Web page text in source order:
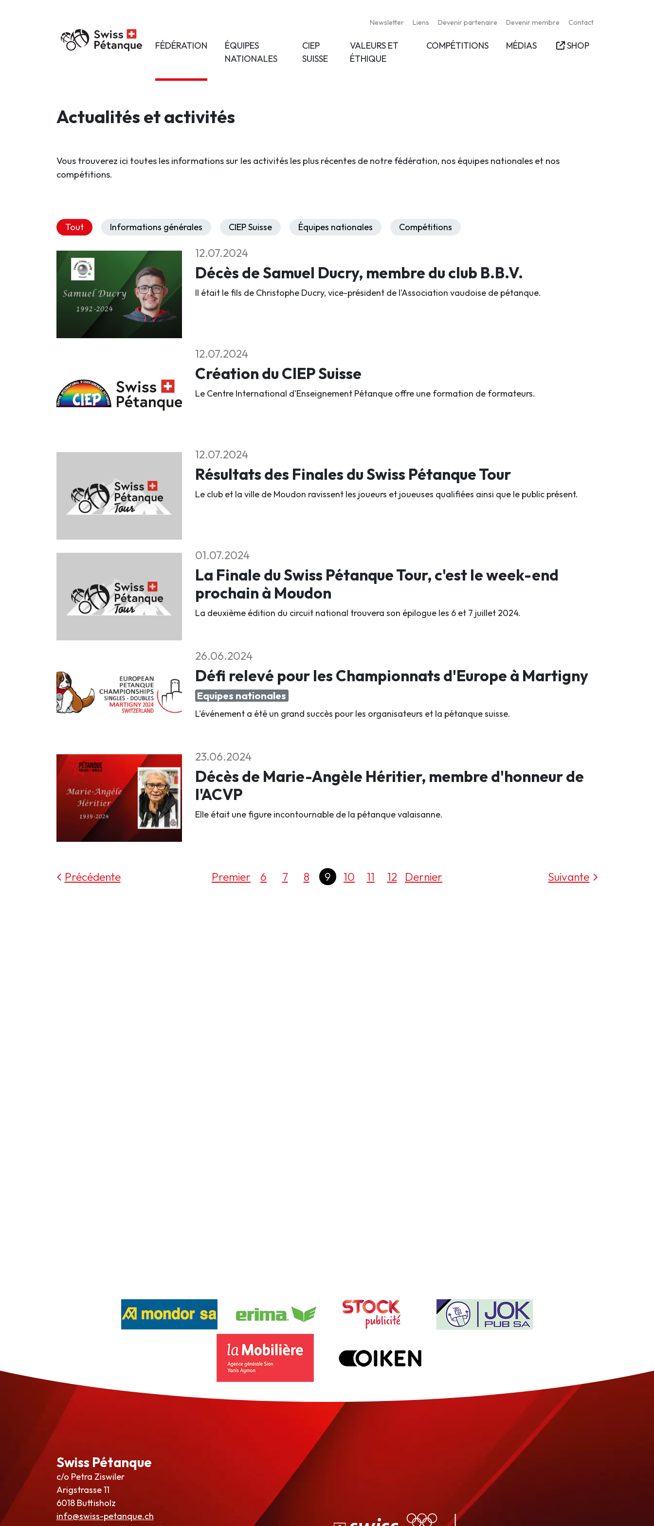
Newsletter Liens Devenir partenaire Devenir membre Contact
FÉDÉRATION
ÉQUIPES
NATIONALES
CIEP
SUISSE
VALEURS ET
ÉTHIQUE
COMPÉTITIONS MÉDIAS SHOP
Actualités et activités
Vous trouverez ici toutes les informations sur les activités les plus récentes de notre fédération, nos équipes nationales et nos
compétitions.
Tout Informations générales CIEP Suisse Équipes nationales Compétitions
12.07.2024
Décès de Samuel Ducry, membre du club B.B.V.
Il était le fils de Christophe Ducry, vice-président de l'Association vaudoise de pétanque.
12.07.2024
Création du CIEP Suisse
Le Centre International d'Enseignement Pétanque offre une formation de formateurs.
12.07.2024
Résultats des Finales du Swiss Pétanque Tour
Le club et la ville de Moudon ravissent les joueurs et joueuses qualifiées ainsi que le public présent.
01.07.2024
La Finale du Swiss Pétanque Tour, c'est le week-end
prochain à Moudon
La deuxième édition du circuit national trouvera son épilogue les 6 et 7 juillet 2024.
26.06.2024
Défi relevé pour les Championnats d'Europe à Martigny
Equipes nationales
L'événement a été un grand succès pour les organisateurs et la pétanque suisse.
23.06.2024
Décès de Marie-Angèle Héritier, membre d'honneur de
l'ACVP
Elle était une figure incontournable de la pétanque valaisanne.
Précédente Premier 6 7 8 9 10 11 12 Dernier Suivante
Swiss Pétanque
c/o Petra Ziswiler
Arigstrasse 11
6018 Buttisholz
info@swiss-petanque.ch